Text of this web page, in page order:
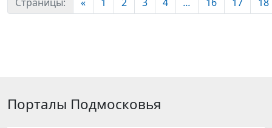
Порталы Подмосковья